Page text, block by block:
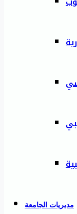
مديريات الجامعة